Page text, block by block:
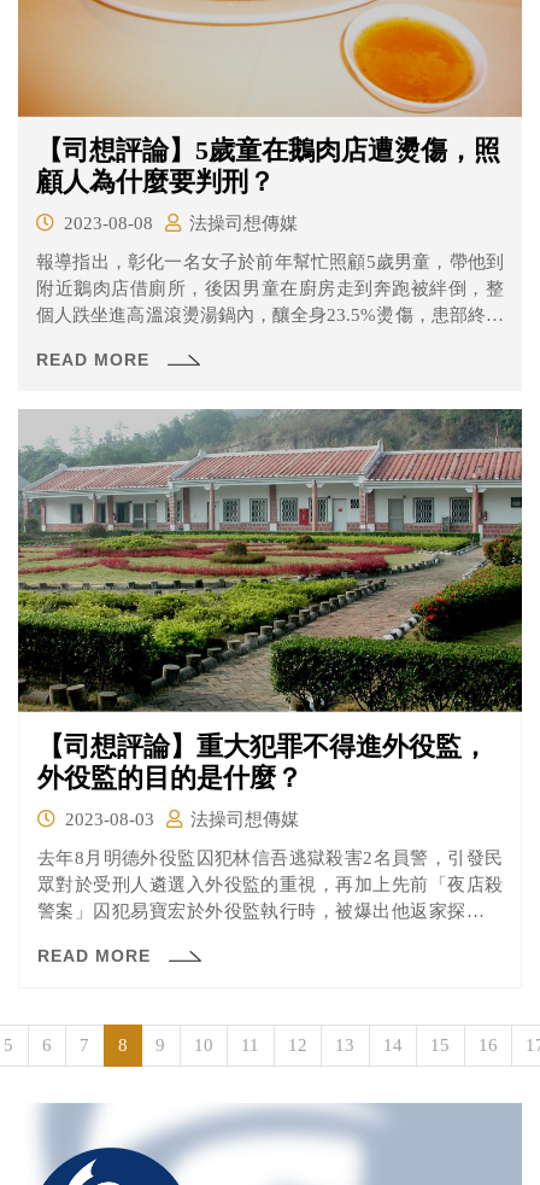
【司想評論】5歲童在鵝肉店遭燙傷，照
顧人為什麼要判刑？
2023-08-08
法操司想傳媒
報導指出，彰化一名女子於前年幫忙照顧5歲男童，帶他到
附近鵝肉店借廁所，後因男童在廚房走到奔跑被絆倒，整
個人跌坐進高溫滾燙湯鍋內，釀全身23.5%燙傷，患部終身
害罪判處三月徒刑，台中高分院近日二審宣判，也認定張
READ MORE
【司想評論】重大犯罪不得進外役監，
外役監的目的是什麼？
2023-08-03
法操司想傳媒
去年8月明德外役監囚犯林信吾逃獄殺害2名員警，引發民
眾對於受刑人遴選入外役監的重視，再加上先前「夜店殺
警案」囚犯易寶宏於外役監執行時，被爆出他返家探視期
立法院於7月31日臨時會院會三讀通過「外役監條例修正
READ MORE
5 6 7 8 9 10 11 12 13 14 15 16